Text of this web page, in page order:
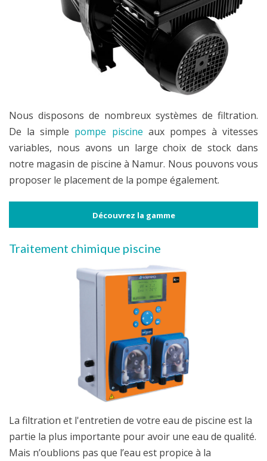
Nous disposons de nombreux systèmes de filtration.
De la simple pompe piscine aux pompes à vitesses
variables, nous avons un large choix de stock dans
notre magasin de piscine à Namur. Nous pouvons vous
proposer le placement de la pompe également.
Découvrez la gamme
Traitement chimique piscine
La filtration et l'entretien de votre eau de piscine est la
partie la plus importante pour avoir une eau de qualité.
Mais n’oublions pas que l’eau est propice à la